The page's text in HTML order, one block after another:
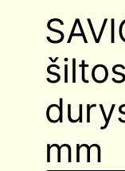
mm